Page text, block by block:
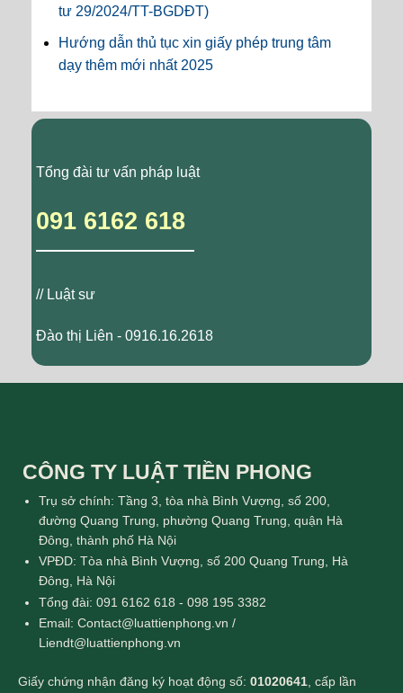
tư 29/2024/TT-BGDĐT)
Hướng dẫn thủ tục xin giấy phép trung tâm
dạy thêm mới nhất 2025
Tổng đài tư vấn pháp luật
091 6162 618
// Luật sư
Đào thị Liên - 0916.16.2618
CÔNG TY LUẬT TIỀN PHONG
Trụ sở chính: Tầng 3, tòa nhà Bình Vượng, số 200,
đường Quang Trung, phường Quang Trung, quận Hà
Đông, thành phố Hà Nội
VPĐD: Tòa nhà Bình Vượng, số 200 Quang Trung, Hà
Đông, Hà Nội
Tổng đài: 091 6162 618 - 098 195 3382
Email: Contact@luattienphong.vn /
Liendt@luattienphong.vn
Giấy chứng nhận đăng ký hoạt động số: 01020641, cấp lần